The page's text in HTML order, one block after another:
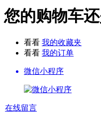
您的购物车
看看 我的收藏夹
看看 我的订单
微信小程序
在线留言